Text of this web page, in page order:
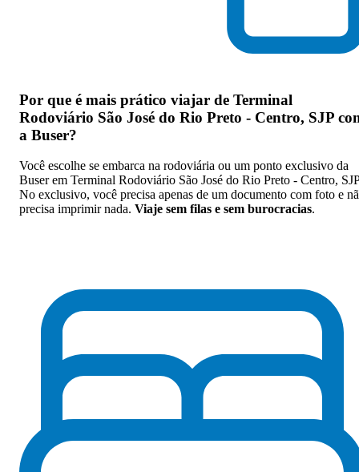
Por que é mais prático viajar de Terminal
Rodoviário São José do Rio Preto - Centro, SJP
a Buser?
Você escolhe se embarca na rodoviária ou um ponto exclusivo da
Buser em Terminal Rodoviário São José do Rio Preto - Centro,
No exclusivo, você precisa apenas de um documento com foto e
precisa imprimir nada. Viaje sem filas e sem burocracias.